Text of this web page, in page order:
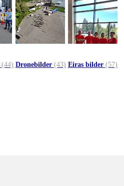
(44) Dronebilder (43) Eiras bilder (57)